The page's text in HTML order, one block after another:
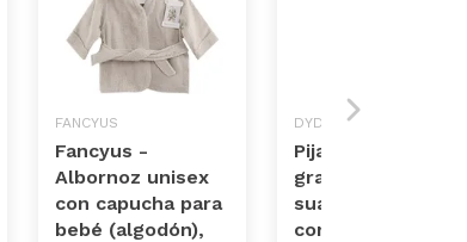
FANCYUS
Fancyus -
Albornoz unisex
con capucha para
bebé (algodón),
DYDA6
Pijama de bebé de
gran calidad,
suave, cómodo,
con dibujos,